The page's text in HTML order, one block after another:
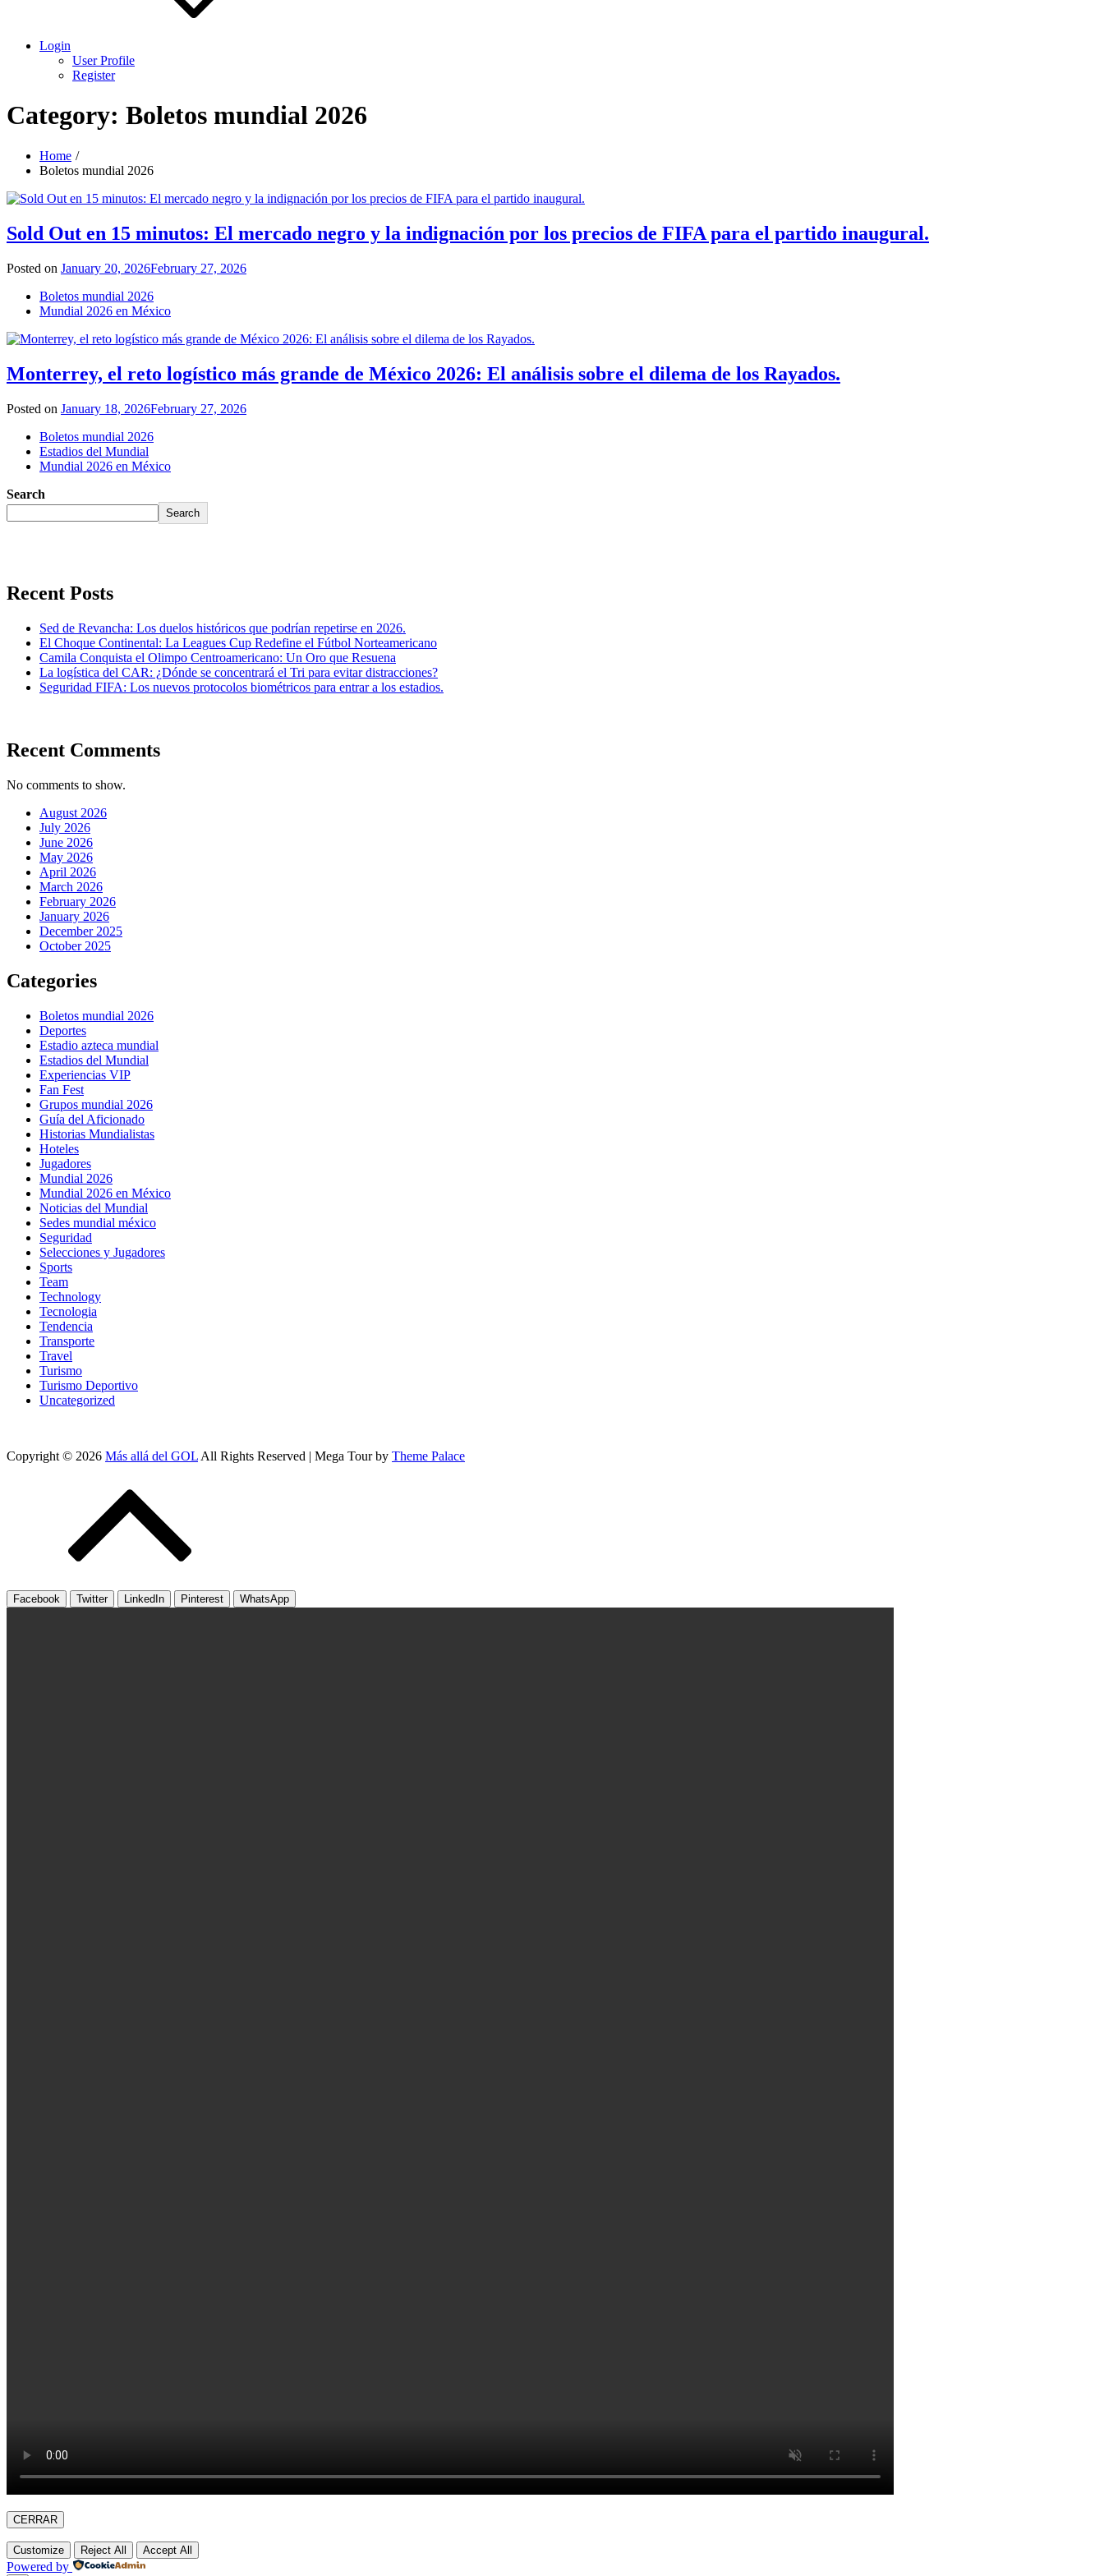
Login
User Profile
Register
Category: Boletos mundial 2026
Home
Boletos mundial 2026
Sold Out en 15 minutos: El mercado negro y la indignación por los precios de FIFA para el partido inaugural.
Posted on January 20, 2026February 27, 2026
Boletos mundial 2026
Mundial 2026 en México
Monterrey, el reto logístico más grande de México 2026: El análisis sobre el dilema de los Rayados.
Posted on January 18, 2026February 27, 2026
Boletos mundial 2026
Estadios del Mundial
Mundial 2026 en México
Search
Search
Recent Posts
Sed de Revancha: Los duelos históricos que podrían repetirse en 2026.
El Choque Continental: La Leagues Cup Redefine el Fútbol Norteamericano
Camila Conquista el Olimpo Centroamericano: Un Oro que Resuena
La logística del CAR: ¿Dónde se concentrará el Tri para evitar distracciones?
Seguridad FIFA: Los nuevos protocolos biométricos para entrar a los estadios.
Recent Comments
No comments to show.
August 2026
July 2026
June 2026
May 2026
April 2026
March 2026
February 2026
January 2026
December 2025
October 2025
Categories
Boletos mundial 2026
Deportes
Estadio azteca mundial
Estadios del Mundial
Experiencias VIP
Fan Fest
Grupos mundial 2026
Guía del Aficionado
Historias Mundialistas
Hoteles
Jugadores
Mundial 2026
Mundial 2026 en México
Noticias del Mundial
Sedes mundial méxico
Seguridad
Selecciones y Jugadores
Sports
Team
Technology
Tecnologia
Tendencia
Transporte
Travel
Turismo
Turismo Deportivo
Uncategorized
Copyright © 2026 Más allá del GOL All Rights Reserved | Mega Tour by Theme Palace
Facebook Twitter LinkedIn Pinterest WhatsApp
CERRAR
Customize Reject All Accept All
Powered by